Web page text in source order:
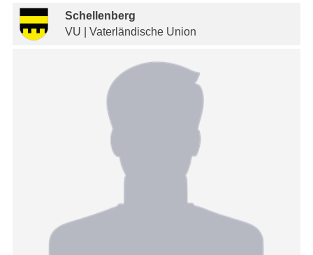
Schellenberg
VU | Vaterländische Union